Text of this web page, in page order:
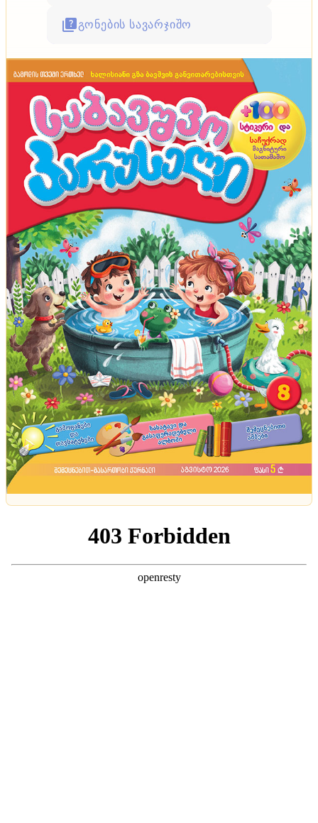
როგორ დავამარცხოთ სიცხე - იოლი მეთოდები
პრაქტიკული რჩევები
წაუსვით ეს სითხე და სარკეებსა და მინაზე თითის
ანაბეჭდები აღარ დარჩება
გონების სავარჯიშო